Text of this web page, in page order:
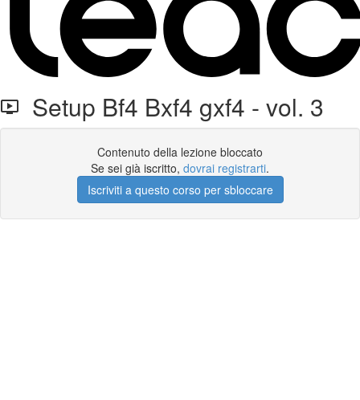
Setup Bf4 Bxf4 gxf4 - vol. 3
Contenuto della lezione bloccato
Se sei già iscritto, dovrai registrarti.
Iscriviti a questo corso per sbloccare